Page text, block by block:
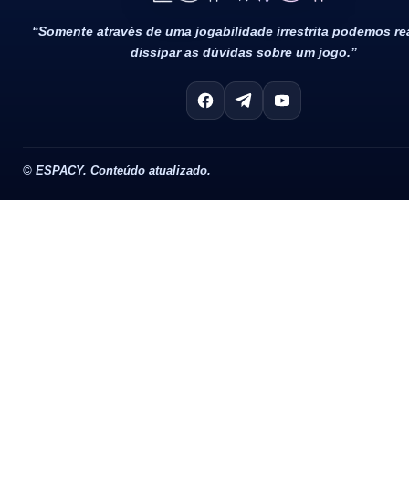
“Somente através de uma jogabilidade irrestrita podemos
dissipar as dúvidas sobre um jogo.”
© ESPACY. Conteúdo atualizado.